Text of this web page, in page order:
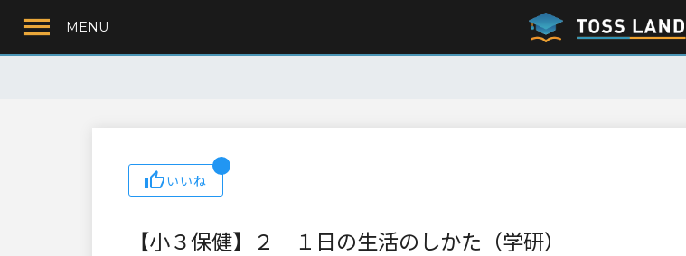
MENU
いいね
【小３保健】２ １日の生活のしかた（学研）